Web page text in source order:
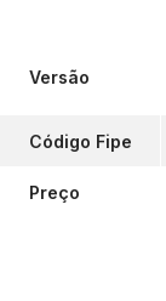
Versão
Código Fipe
Preço